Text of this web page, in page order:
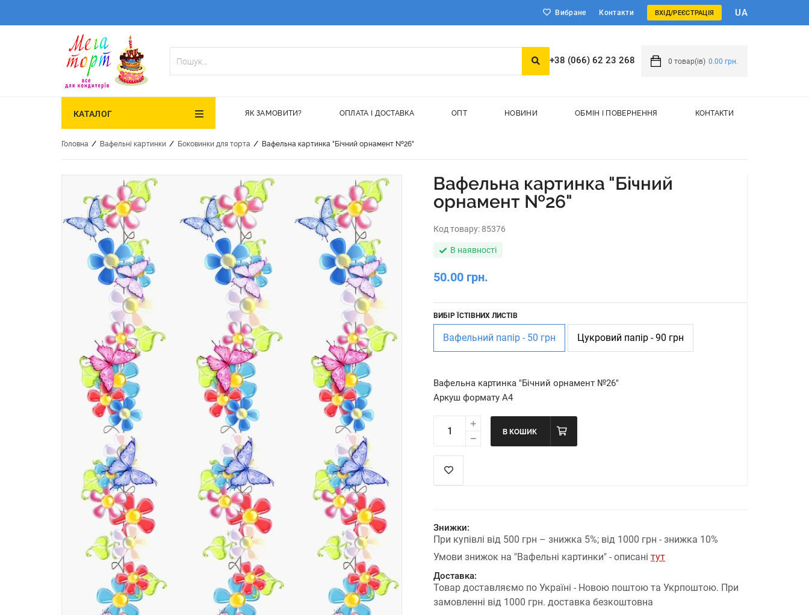
Вибране Контакти ВХІД/РЕЄСТРАЦІЯ UA
+38 (066) 62 23 268 0 товар(ів) 0.00 грн.
КАТАЛОГ ЯК ЗАМОВИТИ? ОПЛАТА І ДОСТАВКА ОПТ НОВИНИ ОБМІН І ПОВЕРНЕННЯ КОНТАКТИ
Головна / Вафельні картинки / Боковинки для торта / Вафельна картинка "Бічний орнамент №26"
Вафельна картинка "Бічний
орнамент №26"
Код товару: 85376
В наявності
50.00 грн.
ВИБІР ЇСТІВНИХ ЛИСТІВ
Вафельний папір - 50 грн Цукровий папір - 90 грн
Вафельна картинка "Бічний орнамент №26"
Аркуш формату А4
В КОШИК
Знижки:
При купівлі від 500 грн – знижка 5%; від 1000 грн - знижка 10%
Умови знижок на "Вафельні картинки" - описані тут
Доставка:
Товар доставляємо по Україні - Новою поштою та Укрпоштою. При
замовленні від 1000 грн. доставка безкоштовна